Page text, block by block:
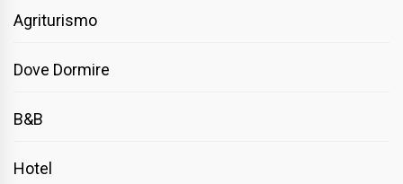
Agriturismo
Dove Dormire
B&B
Hotel